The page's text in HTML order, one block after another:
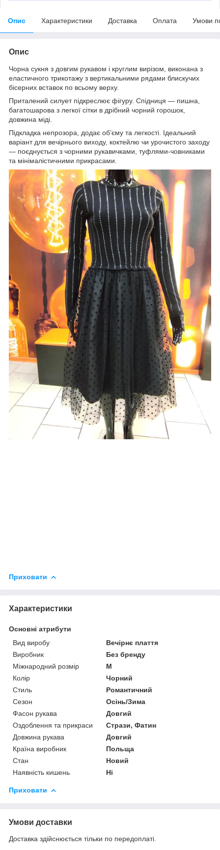
Опис Характеристики Доставка Оплата Умови
Опис
Чорна сукня з довгим рукавом і круглим вирізом, виконана з
еластичного трикотажу з вертикальними рядами блискучих
бісерних вставок по всьому верху.
Приталений силует підкреслює фігуру. Спідниця — пишна,
багатошарова з легкої сітки в дрібний чорний горошок,
довжина міді.
Підкладка непрозора, додає об’єму та легкості. Ідеальний
варіант для вечірнього виходу, коктейлю чи урочистого заходу
— поєднується з чорними рукавичками, туфлями-човниками
та мінімалістичними прикрасами.
Приховати
Характеристики
Основні атрибути
Вид виробу
Вечірнє плаття
Виробник
Без бренду
Міжнародний розмір
M
Колір
Чорний
Стиль
Романтичний
Сезон
Осінь/Зима
Фасон рукава
Довгий
Оздоблення та прикраси
Стрази, Фатин
Довжина рукава
Довгий
Країна виробник
Польща
Стан
Новий
Наявність кишень
Ні
Приховати
Умови доставки
Доставка здійснюється тільки по передоплаті.